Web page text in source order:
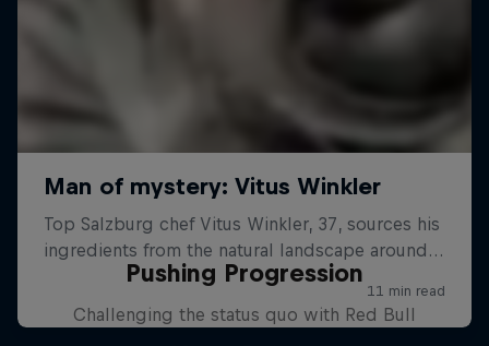
Pushing Progression
Challenging the status quo with Red Bull